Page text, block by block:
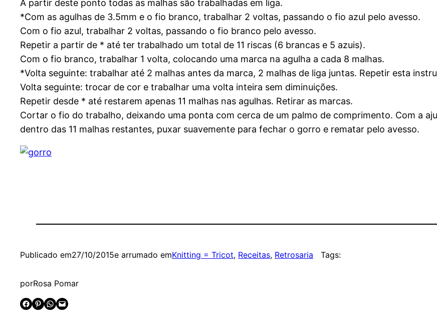
A partir deste ponto todas as malhas são trabalhadas em liga.
*Com as agulhas de 3.5mm e o fio branco, trabalhar 2 voltas, passando o fio azul pelo avesso.
Com o fio azul, trabalhar 2 voltas, passando o fio branco pelo avesso.
Repetir a partir de * até ter trabalhado um total de 11 riscas (6 brancas e 5 azuis).
Com o fio branco, trabalhar 1 volta, colocando uma marca na agulha a cada 8 malhas.
*Volta seguinte: trabalhar até 2 malhas antes da marca, 2 malhas de liga juntas. Repetir esta
Volta seguinte: trocar de cor e trabalhar uma volta inteira sem diminuições.
Repetir desde * até restarem apenas 11 malhas nas agulhas. Retirar as marcas.
Cortar o fio do trabalho, deixando uma ponta com cerca de um palmo de comprimento. Com a
dentro das 11 malhas restantes, puxar suavemente para fechar o gorro e rematar pelo avesso.
Publicado em27/10/2015e arrumado emKnitting = Tricot, Receitas, Retrosaria
porRosa Pomar
Share on Facebook
Share on Pinterest Share on WhatsApp Email this Page
Tags: